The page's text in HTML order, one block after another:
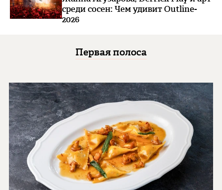
среди сосен: Чем удивит Outline-
2026
Первая полоса